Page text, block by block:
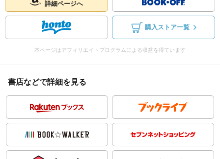
詳細ページへ
購入ストア一覧
本ページはアフィリエイトプログラムによる収益を得ています
書店などで詳細を見る